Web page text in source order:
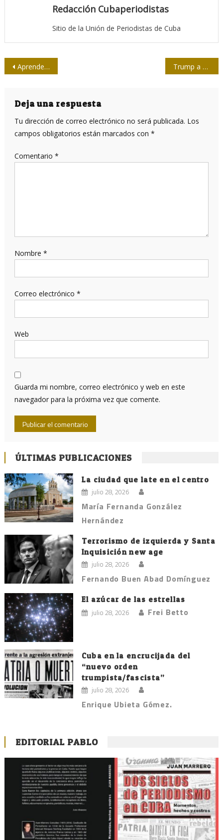
Redacción Cubaperiodistas
Sitio de la Unión de Periodistas de Cuba
Navegación
entradas
Aprender de Martí y parecerse a él Trump a una semana de gobierno
Deja una respuesta
Tu dirección de correo electrónico no será publicada. Los
campos obligatorios están marcados con *
Comentario *
Nombre *
Correo electrónico *
Web
Guarda mi nombre, correo electrónico y web en este
navegador para la próxima vez que comente.
ÚLTIMAS PUBLICACIONES
La ciudad que late en el centro
julio 28, 2026
María Fernanda González
Hernández
Terrorismo de izquierda y Santa
Inquisición new age
julio 28, 2026
Fernando Buen Abad Domínguez
El azúcar de las estrellas
julio 28, 2026 Frei Betto
Cuba en la encrucijada del
“nuevo orden
trumpista/fascista”
julio 28, 2026
Enrique Ubieta Gómez.
EDITORIAL PABLO